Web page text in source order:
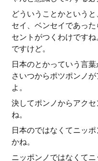
どういうことかという
セイ、ベンセイであっ
セントがつくわけです
ですけど。
日本のとかっていう言
さいつからポツポンノ
よ。
決してポンノからアク
ね。
日本のではなくてニッ
かね。
ニッポンノではなくてニ